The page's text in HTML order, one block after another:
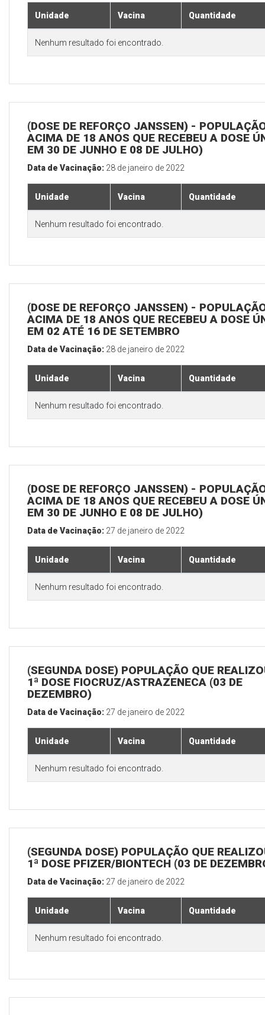
Unidade Vacina Quantidade
Nenhum resultado foi encontrado.
(DOSE DE REFORÇO JANSSEN) -
ACIMA DE 18 ANOS QUE RECEBEU A DOSE
EM 30 DE JUNHO E 08 DE JULHO)
Data de Vacinação: 28 de janeiro de 2022
Unidade Vacina Quantidade
Nenhum resultado foi encontrado.
(DOSE DE REFORÇO JANSSEN) -
ACIMA DE 18 ANOS QUE RECEBEU A DOSE
EM 02 ATÉ 16 DE SETEMBRO
Data de Vacinação: 28 de janeiro de 2022
Unidade Vacina Quantidade
Nenhum resultado foi encontrado.
(DOSE DE REFORÇO JANSSEN) -
ACIMA DE 18 ANOS QUE RECEBEU A DOSE
EM 30 DE JUNHO E 08 DE JULHO)
Data de Vacinação: 27 de janeiro de 2022
Unidade Vacina Quantidade
Nenhum resultado foi encontrado.
(SEGUNDA DOSE) POPULAÇÃO QUE
1ª DOSE FIOCRUZ/ASTRAZENECA (03 DE
DEZEMBRO)
Data de Vacinação: 27 de janeiro de 2022
Unidade Vacina Quantidade
Nenhum resultado foi encontrado.
(SEGUNDA DOSE) POPULAÇÃO QUE
1ª DOSE PFIZER/BIONTECH (03 DE
Data de Vacinação: 27 de janeiro de 2022
Unidade Vacina Quantidade
Nenhum resultado foi encontrado.